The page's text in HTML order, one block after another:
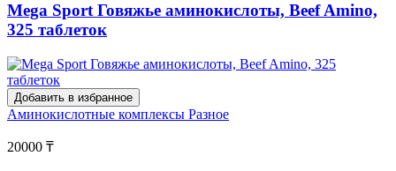
Mega Sport Говяжье аминокислоты, Beef Amino,
325 таблеток
Добавить в избранное
Аминокислотные комплексы Разное
20000 ₸